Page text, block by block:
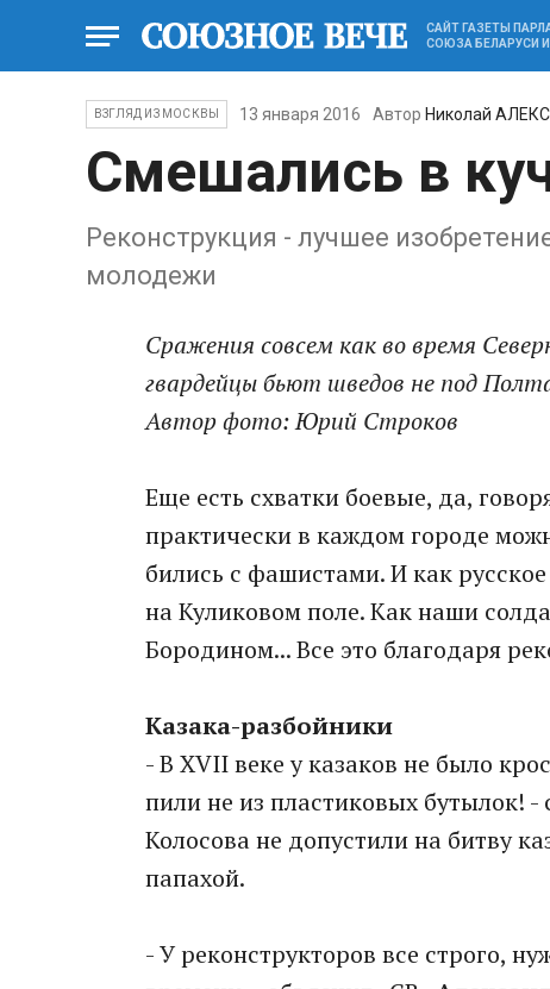
САЙТ ГАЗЕТЫ
СОЮЗА БЕЛАРУСИ
ВЗГЛЯД ИЗ МОСКВЫ 13 января 2016 Автор Николай
Смешались в
Реконструкция - лучшее
молодежи
Сражения совсем как во время
гвардейцы бьют шведов не под
Автор фото: Юрий Строков
Еще есть схватки боевые, да,
практически в каждом городе
бились с фашистами. И как
на Куликовом поле. Как наши
Бородином... Все это благодаря
Казака-разбойники
- В XVII веке у казаков не было
пили не из пластиковых бутылок!
Колосова не допустили на битву
папахой.
- У реконструкторов все строго,